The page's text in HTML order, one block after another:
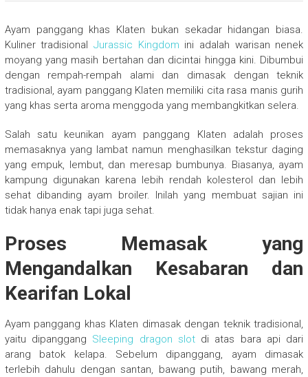
Ayam panggang khas Klaten bukan sekadar hidangan biasa.
Kuliner tradisionalJurassic Kingdom ini adalah warisan nenek
moyang yang masih bertahan dan dicintai hingga kini. Dibumbui
dengan rempah-rempah alami dan dimasak dengan teknik
tradisional, ayam panggang Klaten memiliki cita rasa manis gurih
yang khas serta aroma menggoda yang membangkitkan selera.
Salah satu keunikan ayam panggang Klaten adalah proses
memasaknya yang lambat namun menghasilkan tekstur daging
yang empuk, lembut, dan meresap bumbunya. Biasanya, ayam
kampung digunakan karena lebih rendah kolesterol dan lebih
sehat dibanding ayam broiler. Inilah yang membuat sajian ini
tidak hanya enak tapi juga sehat.
Proses Memasak yang
Mengandalkan Kesabaran dan
Kearifan Lokal
Ayam panggang khas Klaten dimasak dengan teknik tradisional,
yaitu dipanggang Sleeping dragon slotdi atas bara api dari
arang batok kelapa. Sebelum dipanggang, ayam dimasak
terlebih dahulu dengan santan, bawang putih, bawang merah,